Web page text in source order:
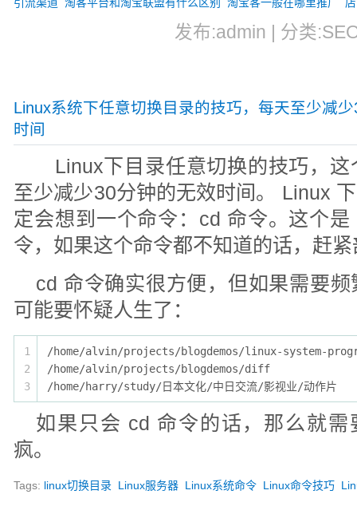
发布:admin | 分类
Linux系统下任意切换目录的技巧，每天至少减
时间
Linux下目录任意切换的技巧，这
至少减少30分钟的无效时间。 Linux
定会想到一个命令：cd 命令。这个
令，如果这个命令都不知道的话，赶
cd 命令确实很方便，但如果需要
可能要怀疑人生了：
1
2
3
/home/alvin/projects/blogdemos/linux-system-
/home/alvin/projects/blogdemos/diff
/home/harry/study/日本文化/中日交流/影视业/动作片
如果只会 cd 命令的话，那么就
疯。
Tags: linux切换目录 Linux服务器 Linux系统命令 Linux命令技巧